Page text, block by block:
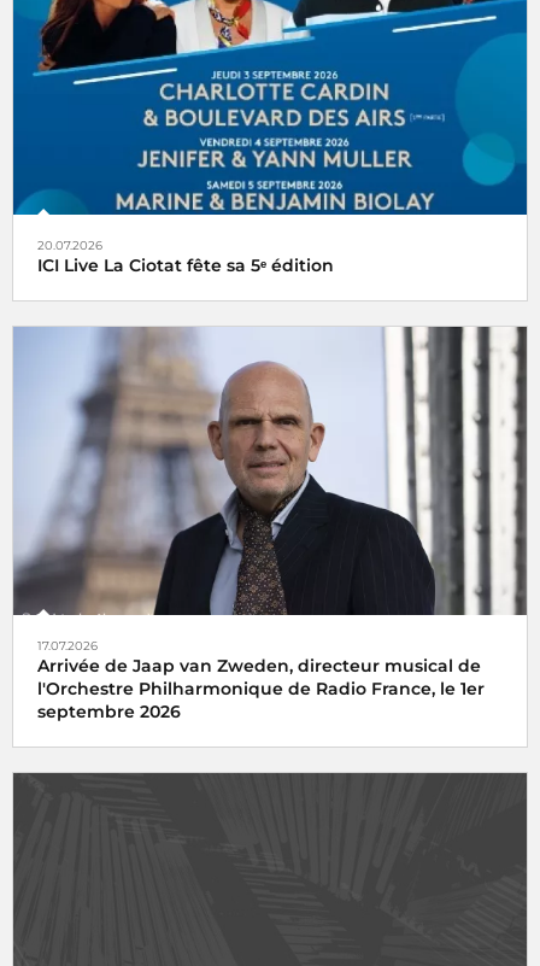
20.07.2026
ICI Live La Ciotat fête sa 5ᵉ édition
17.07.2026
Arrivée de Jaap van Zweden, directeur musical de
l'Orchestre Philharmonique de Radio France, le 1er
septembre 2026